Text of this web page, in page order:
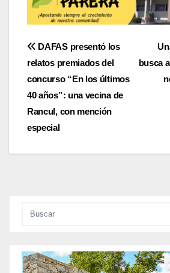
Navegación
de
entradas
busca
DAFAS presentó los
relatos premiados del
concurso “En los últimos
40 años”: una vecina de
Rancul, con mención
especial